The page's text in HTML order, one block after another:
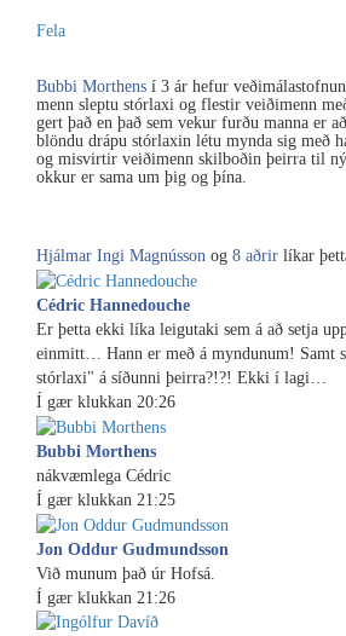
Fela
Bubbi Morthens í 3 ár hefur
menn sleptu stórlaxi og flestir veiðimenn
gert það en það sem vekur furðu manna er
blöndu drápu stórlaxin létu mynda sig með
og misvirtir veiðimenn skilboðin þeirra til
okkur er sama um þig og þína.
Hjálmar Ingi Magnússon og 8 aðrir líkar
Cédric Hannedouche
Er þetta ekki líka leigutaki sem á að setja
einmitt… Hann er með á myndunum! Samt
stórlaxi" á síðunni þeirra?!?! Ekki í lagi…
Í gær klukkan 20:26
Bubbi Morthens
nákvæmlega Cédric
Í gær klukkan 21:25
Jon Oddur Gudmundsson
Við munum það úr Hofsá.
Í gær klukkan 21:26